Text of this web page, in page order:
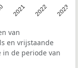
2021 2022 2023
van
en vrijstaande
de periode van